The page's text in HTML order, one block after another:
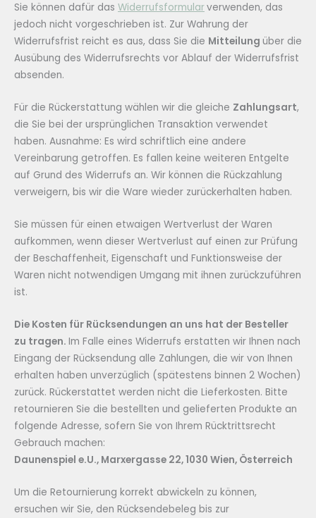
Sie können dafür das Widerrufsformularverwenden, das
jedoch nicht vorgeschrieben ist. Zur Wahrung der
Widerrufsfrist reicht es aus, dass Sie die Mitteilung über die
Ausübung des Widerrufsrechts vor Ablauf der Widerrufsfrist
absenden.
Für die Rückerstattung wählen wir die gleiche Zahlungsart,
die Sie bei der ursprünglichen Transaktion verwendet
haben. Ausnahme: Es wird schriftlich eine andere
Vereinbarung getroffen. Es fallen keine weiteren Entgelte
auf Grund des Widerrufs an. Wir können die Rückzahlung
verweigern, bis wir die Ware wieder zurückerhalten haben.
Sie müssen für einen etwaigen Wertverlust der Waren
aufkommen, wenn dieser Wertverlust auf einen zur Prüfung
der Beschaffenheit, Eigenschaft und Funktionsweise der
Waren nicht notwendigen Umgang mit ihnen zurückzuführen
ist.
Die Kosten für Rücksendungen an uns hat der Besteller
zu tragen. Im Falle eines Widerrufs erstatten wir Ihnen nach
Eingang der Rücksendung alle Zahlungen, die wir von Ihnen
erhalten haben unverzüglich (spätestens binnen 2 Wochen)
zurück. Rückerstattet werden nicht die Lieferkosten. Bitte
retournieren Sie die bestellten und gelieferten Produkte an
folgende Adresse, sofern Sie von Ihrem Rücktrittsrecht
Gebrauch machen:
Daunenspiel e.U., Marxergasse 22, 1030 Wien, Österreich
Um die Retournierung korrekt abwickeln zu können,
ersuchen wir Sie, den Rücksendebeleg bis zur